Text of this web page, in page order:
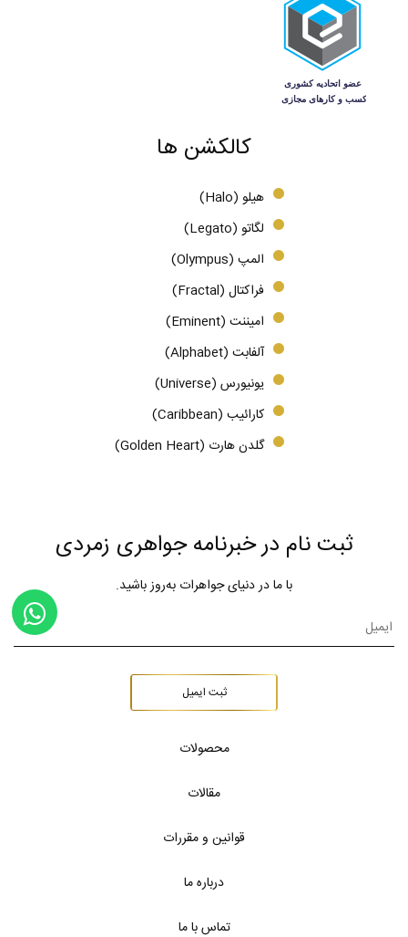
کالکشن ها
هیلو (Halo)
لگاتو (Legato)
المپ (Olympus)
فراکتال (Fractal)
امیننت (Eminent)
آلفابت (Alphabet)
یونیورس (Universe)
کارائیب (Caribbean)
گلدن هارت (Golden Heart)
ثبت نام در خبرنامه جواهری زمردی
با ما در دنیای جواهرات به‌روز باشید.
ثبت ایمیل
محصولات
مقالات
قوانین و مقررات
درباره ما
تماس با ما